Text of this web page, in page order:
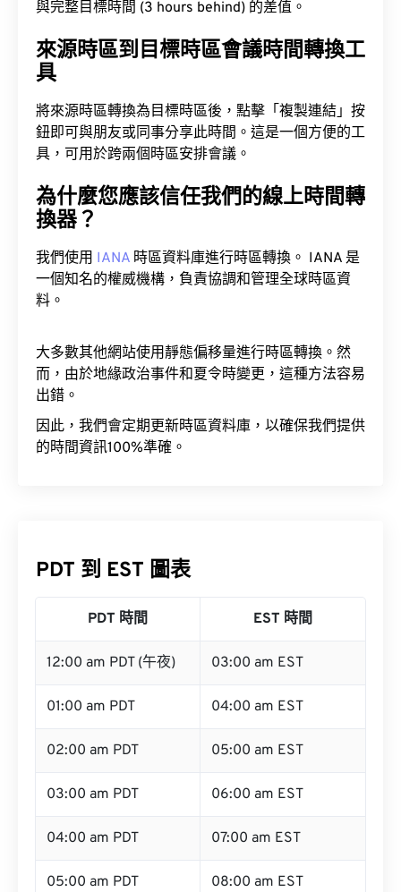
與完整目標時間 (3 hours behind) 的差值。
來源時區到目標時區會議時間轉換工
具
將來源時區轉換為目標時區後，點擊「複製連結」按
鈕即可與朋友或同事分享此時間。這是一個方便的工
具，可用於跨兩個時區安排會議。
為什麼您應該信任我們的線上時間轉
換器？
我們使用 IANA 時區資料庫進行時區轉換。 IANA 是
一個知名的權威機構，負責協調和管理全球時區資
料。
大多數其他網站使用靜態偏移量進行時區轉換。然
而，由於地緣政治事件和夏令時變更，這種方法容易
出錯。
因此，我們會定期更新時區資料庫，以確保我們提供
的時間資訊100%準確。
PDT 到 EST 圖表
PDT 時間 EST 時間
12:00 am PDT (午夜) 03:00 am EST
01:00 am PDT 04:00 am EST
02:00 am PDT 05:00 am EST
03:00 am PDT 06:00 am EST
04:00 am PDT 07:00 am EST
05:00 am PDT 08:00 am EST